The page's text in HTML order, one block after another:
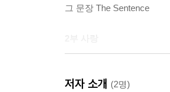
그 문장 The Sentence
그런 천진함 The Innocence
저자 소개 (2명)